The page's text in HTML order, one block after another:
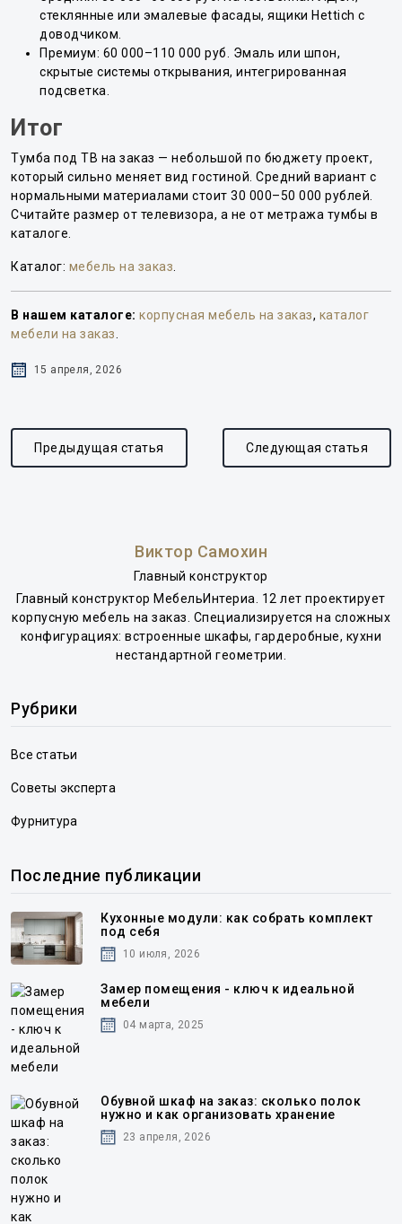
стеклянные или эмалевые фасады, ящики Hettich с
доводчиком.
Премиум: 60 000–110 000 руб. Эмаль или шпон,
скрытые системы открывания, интегрированная
подсветка.
Итог
Тумба под ТВ на заказ — небольшой по бюджету проект,
который сильно меняет вид гостиной. Средний вариант с
нормальными материалами стоит 30 000–50 000 рублей.
Считайте размер от телевизора, а не от метража тумбы в
каталоге.
Каталог: мебель на заказ
В нашем каталоге: корпусная мебель на заказ, каталог
мебели на заказ
15 апреля, 2026
Предыдущая статья Следующая статья
Виктор Самохин
Главный конструктор
Главный конструктор МебельИнтериа. 12 лет проектирует
корпусную мебель на заказ. Специализируется на сложных
конфигурациях: встроенные шкафы, гардеробные, кухни
нестандартной геометрии.
Рубрики
Все статьи
Советы эксперта
Фурнитура
Последние публикации
Кухонные модули: как собрать комплект
под себя
10 июля, 2026
Замер помещения - ключ к идеальной
мебели
04 марта, 2025
Обувной шкаф на заказ: сколько полок
нужно и как организовать хранение
23 апреля, 2026